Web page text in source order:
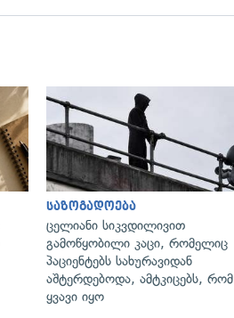
საზოგადოება
ცელიანი სიკვდილივით
გამოწყობილი კაცი, რომელიც
პაციენტებს სახურავიდან
აშტერდებოდა, ამტკიცებს, რომ
ყვავი იყო